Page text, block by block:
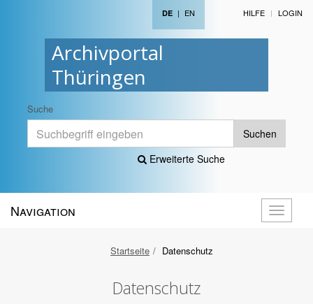
Archivportal
Thüringen
DE | EN HILFE LOGIN
Suche
Suchen
Erweiterte Suche
öffnen
Navigation
Startseite Datenschutz
Datenschutz